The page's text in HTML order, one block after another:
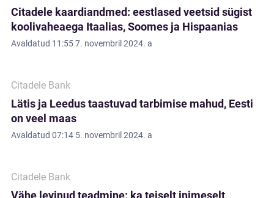
Citadele kaardiandmed: eestlased veetsid sügist
koolivaheaega Itaalias, Soomes ja Hispaanias
Avaldatud 11:55 7. novembril 2024. a
Citadele Bank
Lätis ja Leedus taastuvad tarbimise mahud, Eesti
on veel maas
Avaldatud 07:14 5. novembril 2024. a
Citadele Bank
Vähe levinud teadmine: ka teiselt inimeselt